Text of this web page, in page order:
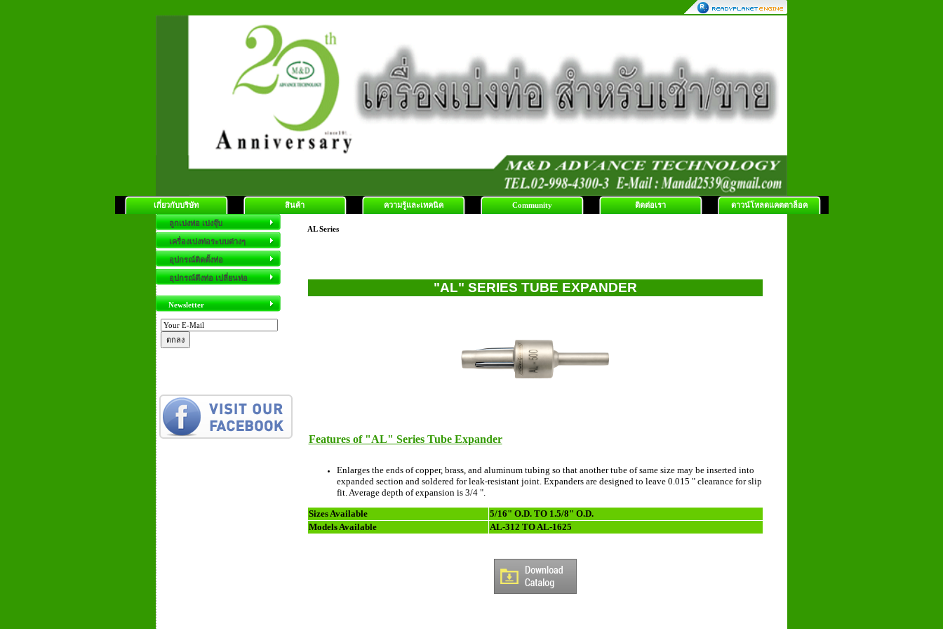
เกี่ยวกับบริษัท สินค้า ความรู้และเทคนิค Community ติดต่อเรา ดาวน์โหลดแคตตาล็อค
ลูกเบ่งท่อ เบ่งจุ๊บ
เครื่องเบ่งท่อระบบต่างๆ
อุปกรณ์ติดตั้งท่อ
อุปกรณ์ดึงท่อ เปลี่ยนท่อ
Newsletter
AL Series
"AL" SERIES TUBE EXPANDER
Features of "AL" Series Tube Expander
Enlarges the ends of copper, brass, and aluminum tubing so that another tube of same size may be inserted into
expanded section and soldered for leak-resistant joint. Expanders are designed to leave 0.015 " clearance for slip
fit. Average depth of expansion is 3/4 ".
Sizes Available
5/16" O.D. TO 1.5/8" O.D.
Models Available
AL-312 TO AL-1625